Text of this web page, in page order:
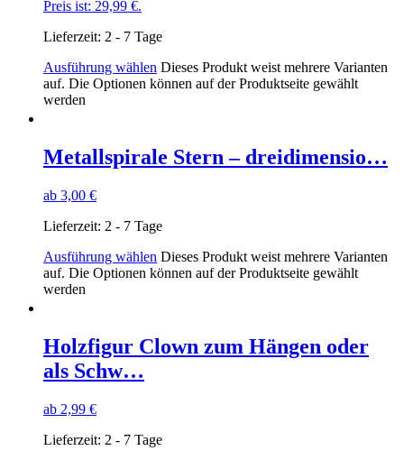
Preis ist: 29,99 €.
Lieferzeit: 2 - 7 Tage
Ausführung wählen Dieses Produkt weist mehrere Varianten
auf. Die Optionen können auf der Produktseite gewählt
werden
Metallspirale Stern – dreidimensio…
ab 3,00 €
Lieferzeit: 2 - 7 Tage
Ausführung wählen Dieses Produkt weist mehrere Varianten
auf. Die Optionen können auf der Produktseite gewählt
werden
Holzfigur Clown zum Hängen oder
als Schw…
ab 2,99 €
Lieferzeit: 2 - 7 Tage